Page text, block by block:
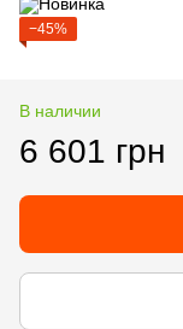
−45%
В наличии
6 601 грн